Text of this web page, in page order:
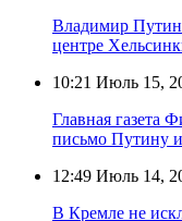
Владимир Путин
центре
10:21 Июль 15,
Главная газета
письмо Путину
12:49 Июль 14,
В Кремле не